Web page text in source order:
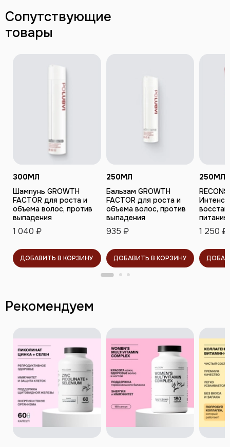
Сопутствующие
товары
ДОБАВИТЬ В КОРЗИНУ
300МЛ
Шампунь GROWTH
FACTOR для роста и
объема волос, против
выпадения
1 040 ₽
ДОБАВИТЬ В КОРЗИНУ
250МЛ
Бальзам GROWTH
FACTOR для роста и
объема волос, против
выпадения
935 ₽
250МЛ
1 250 ₽
Рекомендуем